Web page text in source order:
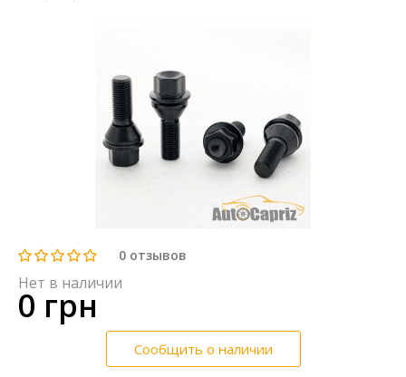
0 отзывов
Нет в наличии
0 грн
Сообщить о наличии